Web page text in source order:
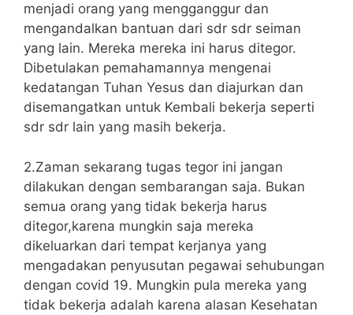
menjadi orang yang mengganggur dan
mengandalkan bantuan dari sdr sdr seiman
yang lain. Mereka mereka ini harus ditegor.
Dibetulakan pemahamannya mengenai
kedatangan Tuhan Yesus dan diajurkan dan
disemangatkan untuk Kembali bekerja seperti
sdr sdr lain yang masih bekerja.
2.Zaman sekarang tugas tegor ini jangan
dilakukan dengan sembarangan saja. Bukan
semua orang yang tidak bekerja harus
ditegor,karena mungkin saja mereka
dikeluarkan dari tempat kerjanya yang
mengadakan penyusutan pegawai sehubungan
dengan covid 19. Mungkin pula mereka yang
tidak bekerja adalah karena alasan Kesehatan